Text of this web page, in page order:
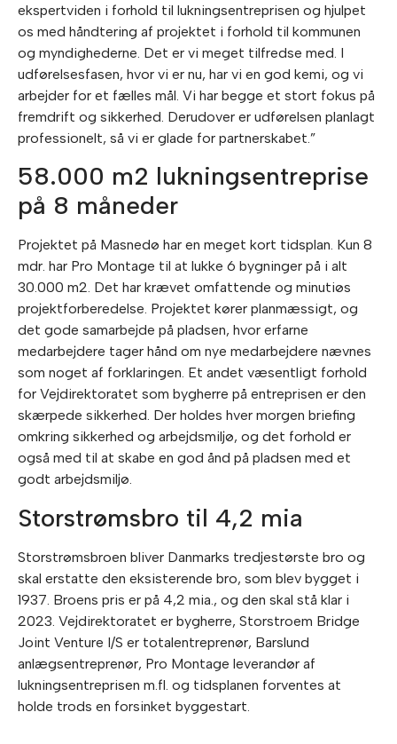
ekspertviden i forhold til lukningsentreprisen og hjulpet
os med håndtering af projektet i forhold til kommunen
og myndighederne. Det er vi meget tilfredse med. I
udførelsesfasen, hvor vi er nu, har vi en god kemi, og vi
arbejder for et fælles mål. Vi har begge et stort fokus på
fremdrift og sikkerhed. Derudover er udførelsen planlagt
professionelt, så vi er glade for partnerskabet.”
58.000 m2 lukningsentreprise
på 8 måneder
Projektet på Masnedø har en meget kort tidsplan. Kun 8
mdr. har Pro Montage til at lukke 6 bygninger på i alt
30.000 m2. Det har krævet omfattende og minutiøs
projektforberedelse. Projektet kører planmæssigt, og
det gode samarbejde på pladsen, hvor erfarne
medarbejdere tager hånd om nye medarbejdere nævnes
som noget af forklaringen. Et andet væsentligt forhold
for Vejdirektoratet som bygherre på entreprisen er den
skærpede sikkerhed. Der holdes hver morgen briefing
omkring sikkerhed og arbejdsmiljø, og det forhold er
også med til at skabe en god ånd på pladsen med et
godt arbejdsmiljø.
Storstrømsbro til 4,2 mia
Storstrømsbroen bliver Danmarks tredjestørste bro og
skal erstatte den eksisterende bro, som blev bygget i
1937. Broens pris er på 4,2 mia., og den skal stå klar i
2023. Vejdirektoratet er bygherre, Storstroem Bridge
Joint Venture I/S er totalentreprenør, Barslund
anlægsentreprenør, Pro Montage leverandør af
lukningsentreprisen m.fl. og tidsplanen forventes at
holde trods en forsinket byggestart.